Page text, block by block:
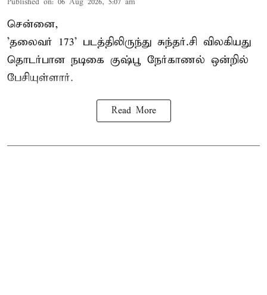
Published on: 06 Aug 2026, 5:07 am
சென்னை,
'தலைவர் 173' படத்திலிருந்து சுந்தர்.சி விலகியது
தொடர்பான நடிகை குஷ்பூ நேர்காணல் ஒன்றில்
பேசியுள்ளார்.
Read More